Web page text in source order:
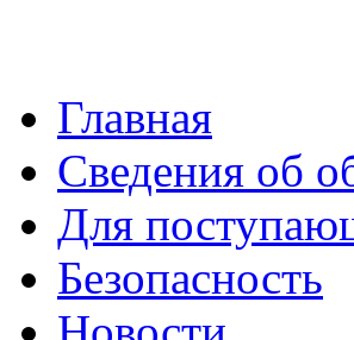
Главная
Сведения об
Для
Безопасность